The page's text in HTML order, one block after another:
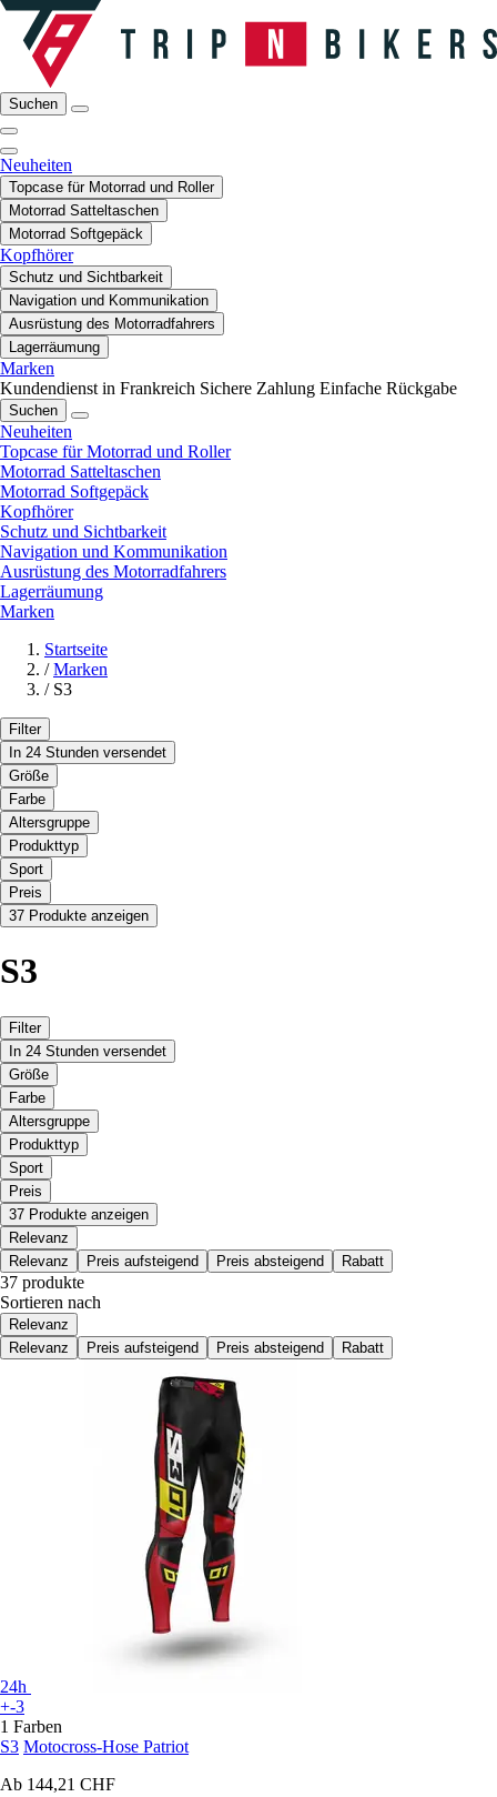
Suchen
Neuheiten
Topcase für Motorrad und Roller
Motorrad Satteltaschen
Motorrad Softgepäck
Kopfhörer
Schutz und Sichtbarkeit
Navigation und Kommunikation
Ausrüstung des Motorradfahrers
Lagerräumung
Marken
Kundendienst in Frankreich Sichere Zahlung Einfache Rückgabe
Suchen
Neuheiten
Topcase für Motorrad und Roller
Motorrad Satteltaschen
Motorrad Softgepäck
Kopfhörer
Schutz und Sichtbarkeit
Navigation und Kommunikation
Ausrüstung des Motorradfahrers
Lagerräumung
Marken
Startseite
/ Marken
/ S3
Filter
In 24 Stunden versendet
Größe
Farbe
Altersgruppe
Produkttyp
Sport
Preis
37 Produkte anzeigen
S3
Filter
In 24 Stunden versendet
Größe
Farbe
Altersgruppe
Produkttyp
Sport
Preis
37 Produkte anzeigen
Relevanz
Relevanz
Preis aufsteigend Preis absteigend Rabatt
37 produkte
Sortieren nach
Relevanz
Relevanz
Preis aufsteigend Preis absteigend Rabatt
24h
+-3
1 Farben
S3 Motocross-Hose Patriot
Ab 144,21 CHF